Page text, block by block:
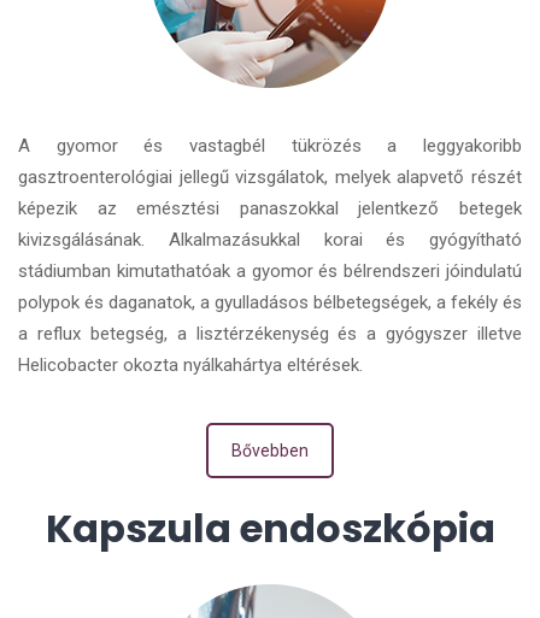
A gyomor és vastagbél tükrözés a leggyakoribb
gasztroenterológiai jellegű vizsgálatok, melyek alapvető részét
képezik az emésztési panaszokkal jelentkező betegek
kivizsgálásának. Alkalmazásukkal korai és gyógyítható
stádiumban kimutathatóak a gyomor és bélrendszeri jóindulatú
polypok és daganatok, a gyulladásos bélbetegségek, a fekély és
a reflux betegség, a lisztérzékenység és a gyógyszer illetve
Helicobacter okozta nyálkahártya eltérések.
Bővebben
Kapszula endoszkópia